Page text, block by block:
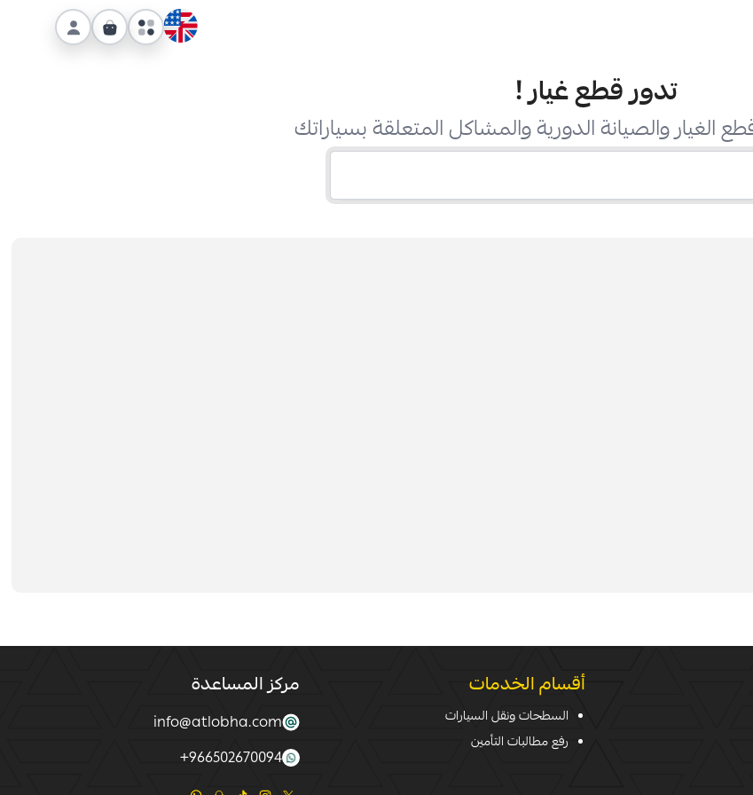
تدور قطع غيار!
الغيار والصيانة الدورية والمشاكل المتعلقة بسياراتك
أقسام الخدمات
السطحات ونقل السيارات
رفع مطالبات التأمين
مركز المساعدة
info@atlobha.com
966502670094
+